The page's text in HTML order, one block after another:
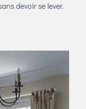
devoir se lever.